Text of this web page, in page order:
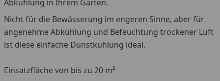
Abkühlung in Ihrem Garten.
Nicht für die Bewässerung im engeren Sinne, aber für
angenehme Abkühlung und Befeuchtung trockener Luft
ist diese einfache Dunstkühlung ideal.
Einsatzfläche von bis zu 20 m²